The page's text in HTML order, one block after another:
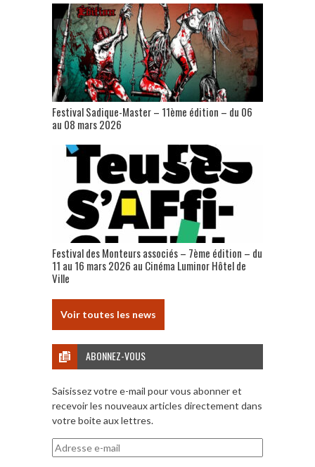
Festival Sadique-Master – 11ème édition – du 06
au 08 mars 2026
Festival des Monteurs associés – 7ème édition – du
11 au 16 mars 2026 au Cinéma Luminor Hôtel de
Ville
Voir toutes les news
ABONNEZ-VOUS
Saisissez votre e-mail pour vous abonner et
recevoir les nouveaux articles directement dans
votre boite aux lettres.
Adresse
e-